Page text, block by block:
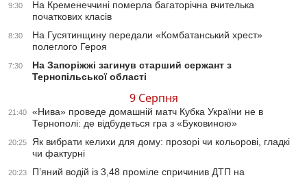
9:30
На Кременеччині померла багаторічна вчителька
початкових класів
8:30
На Гусятинщину передали «Комбатанський хрест»
полеглого Героя
7:30
На Запоріжжі загинув старший сержант з
Тернопільської області
9 Серпня
21:40
«Нива» проведе домашній матч Кубка України не в
Тернополі: де відбудеться гра з «Буковиною»
20:25
Як вибрати келихи для дому: прозорі чи кольорові, гладкі
чи фактурні
20:23
П’яний водій із 3,48 проміле спричинив ДТП на